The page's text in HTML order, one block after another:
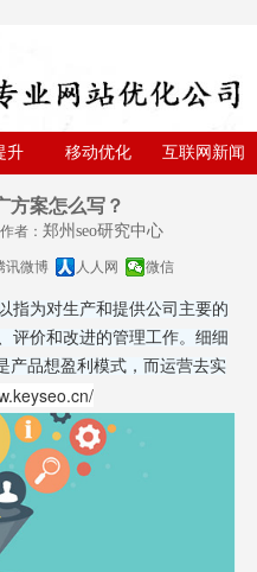
升 移动优化 互联网新闻
方案怎么写？
作者： 郑州seo研究中心
讯微博 人人网 微信
指为对生产和提供公司主要的
评价和改进的管理工作。细细
产品想盈利模式，而运营去实